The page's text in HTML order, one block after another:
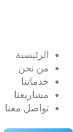
الرئيسية
من نحن
خدماتنا
مشاريعنا
تواصل معنا